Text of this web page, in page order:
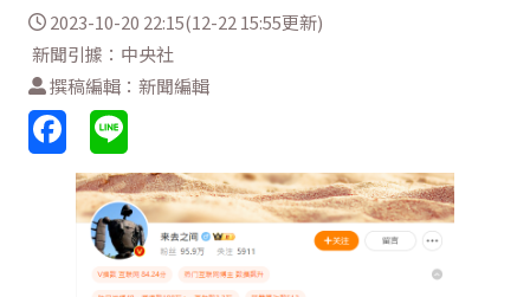
2023-10-20 22:15(12-22 15:55更新)
新聞引據：中央社
撰稿編輯：新聞編輯